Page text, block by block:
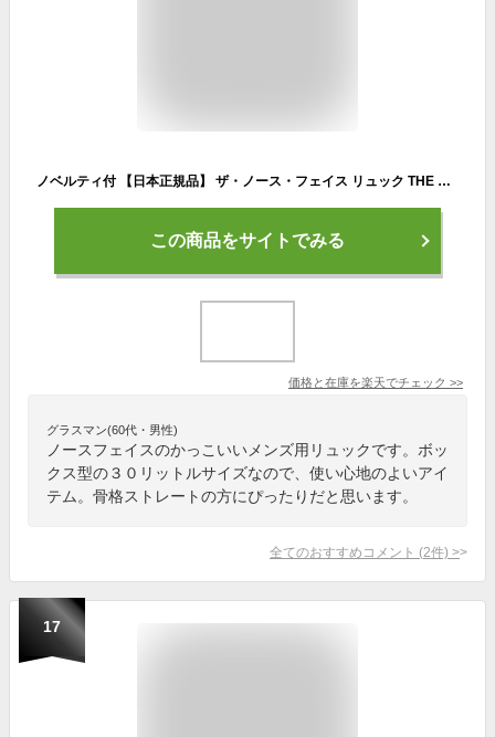
ノベルティ付 【日本正規品】 ザ・ノース・フェイス リュック THE NORTH FACE BCヒューズボックス2 BC Fuse Box ボックスリュック スクエアリュック 30L A3 B4 A4 大容量 通勤 通学 メンズ レディース NM82255
この商品をサイトでみる
価格と在庫を楽天でチェック >>
グラスマン(60代・男性)
ノースフェイスのかっこいいメンズ用リュックです。ボッ
クス型の３０リットルサイズなので、使い心地のよいアイ
テム。骨格ストレートの方にぴったりだと思います。
全てのおすすめコメント (2件) >
17